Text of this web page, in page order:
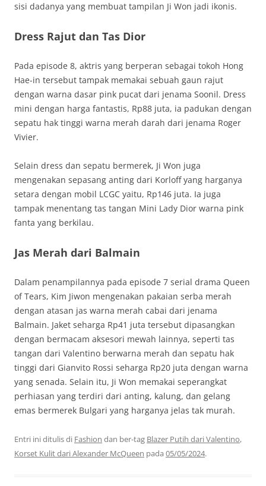
sisi dadanya yang membuat tampilan Ji Won jadi ikonis.
Dress Rajut dan Tas Dior
Pada episode 8, aktris yang berperan sebagai tokoh Hong
Hae-in tersebut tampak memakai sebuah gaun rajut
dengan warna dasar pink pucat dari jenama Soonil. Dress
mini dengan harga fantastis, Rp88 juta, ia padukan dengan
sepatu hak tinggi warna merah darah dari jenama Roger
Vivier.
Selain dress dan sepatu bermerek, Ji Won juga
mengenakan sepasang anting dari Korloff yang harganya
setara dengan mobil LCGC yaitu, Rp146 juta. Ia juga
tampak menentang tas tangan Mini Lady Dior warna pink
fanta yang berkilau.
Jas Merah dari Balmain
Dalam penampilannya pada episode 7 serial drama Queen
of Tears, Kim Jiwon mengenakan pakaian serba merah
dengan atasan jas warna merah cabai dari jenama
Balmain. Jaket seharga Rp41 juta tersebut dipasangkan
dengan bermacam aksesori mewah lainnya, seperti tas
tangan dari Valentino berwarna merah dan sepatu hak
tinggi dari Gianvito Rossi seharga Rp20 juta dengan warna
yang senada. Selain itu, Ji Won memakai seperangkat
perhiasan yang terdiri dari anting, kalung, dan gelang
emas bermerek Bulgari yang harganya jelas tak murah.
Entri ini ditulis di Fashion dan ber-tag Blazer Putih dari Valentino,
Korset Kulit dari Alexander McQueen pada 05/05/2024.